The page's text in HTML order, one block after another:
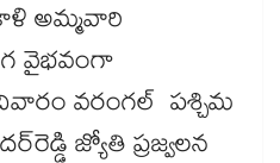
అమ్మవారి
వైభవంగా
వరంగల్ పశ్చిమ
జ్యోతి ప్రజ్వలన